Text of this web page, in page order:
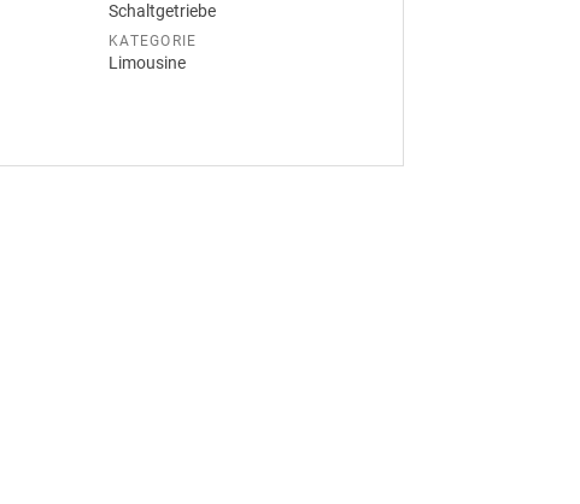
Schaltgetriebe
KATEGORIE
Limousine